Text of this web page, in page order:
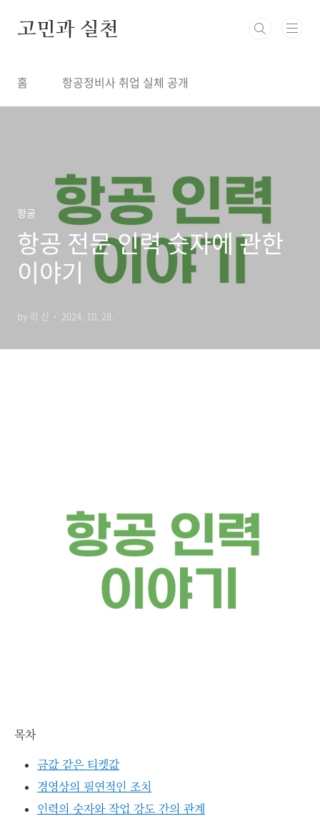
고민과 실천
홈 항공정비사 취업 실체 공개
항공
항공 전문 인력 숫자에 관한
이야기
by 리 신 2024. 10. 28.
목차
금값 같은 티켓값
경영상의 필연적인 조치
인력의 숫자와 작업 강도 간의 관계